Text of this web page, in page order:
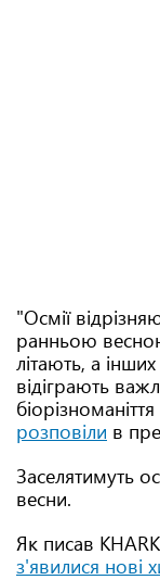
"Осмії
ранньою
літають, а
відіграють
розповіли в
Заселятимуть
весни.
Як писав
з'явилися нові